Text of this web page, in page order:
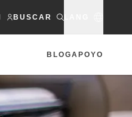
BUSCAR
BLOGAPOYO